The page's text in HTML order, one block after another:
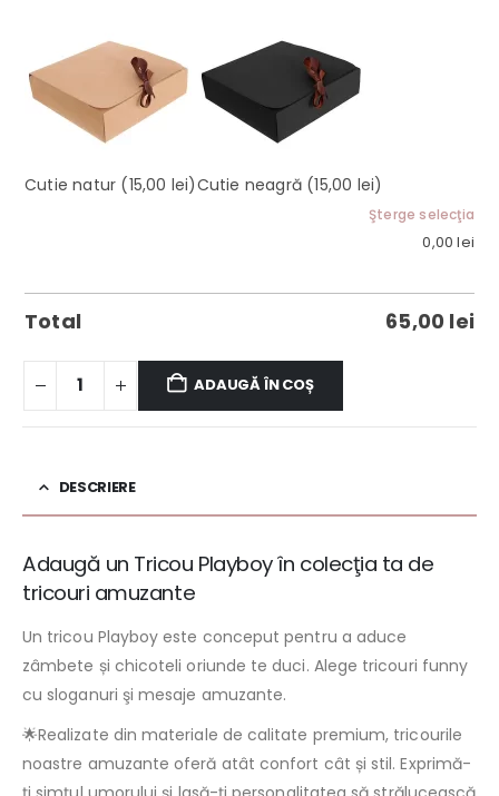
Cutie natur (15,00 lei)Cutie neagră (15,00 lei)
Şterge selecţia
0,00lei
Total 65,00 lei
ADAUGĂ ÎN COȘ
DESCRIERE
Adaugă un Tricou Playboy în colecţia ta de
tricouri amuzante
Un tricou Playboy este conceput pentru a aduce
zâmbete și chicoteli oriunde te duci. Alege tricouri funny
cu sloganuri şi mesaje amuzante.
🌟Realizate din materiale de calitate premium, tricourile
noastre amuzante oferă atât confort cât și stil. Exprimă-